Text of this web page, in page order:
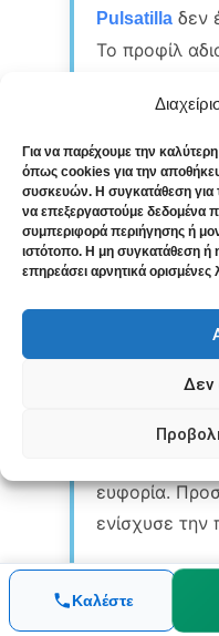
Για να παρέχουμε την
όπως cookies για την
συσκευών. Η συγκατάθεση για
να επεξεργαστούμε
συμπεριφορά περιήγησης ή
ιστότοπο. Η μη συγκατάθεση ή
επηρεάσει αρνητικά ορισμένες
Δεν
Pulsatillaδεν
Το προφίλ
Χορηγήθηκε
επίσκεψη.
προσέγγιση
σοβαρότητας.
Πορεία
ενέργειας
με το
βελτίωση με
ευφορία.
ενίσχυσε την
Αποτέλεσμα
Διατηρεί 60%
Καλέστε